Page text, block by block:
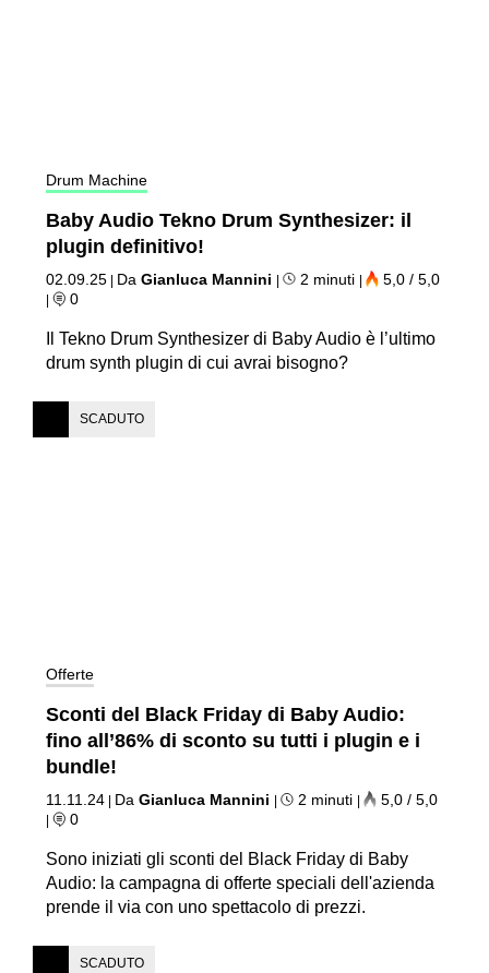
Drum Machine
Baby Audio Tekno Drum Synthesizer: il
plugin definitivo!
02.09.25 DaGianluca Mannini | 2 minuti | 5,0 / 5,0
| 0
Il Tekno Drum Synthesizer di Baby Audio è l’ultimo
drum synth plugin di cui avrai bisogno?
SCADUTO
Offerte
Sconti del Black Friday di Baby Audio:
fino all’86% di sconto su tutti i plugin e i
bundle!
11.11.24 DaGianluca Mannini | 2 minuti | 5,0 / 5,0
| 0
Sono iniziati gli sconti del Black Friday di Baby
Audio: la campagna di offerte speciali dell'azienda
prende il via con uno spettacolo di prezzi.
SCADUTO